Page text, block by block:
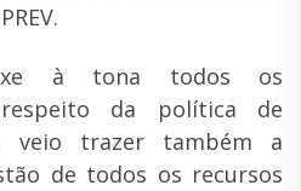
à tona todos os
da política de
veio trazer também a
de todos os recursos